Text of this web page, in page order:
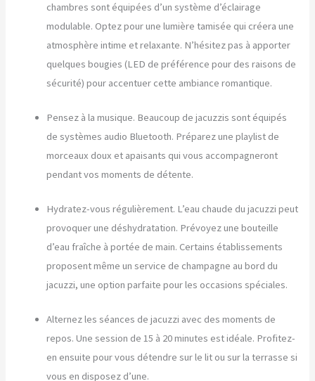
chambres sont équipées d’un système d’éclairage
modulable. Optez pour une lumière tamisée qui créera une
atmosphère intime et relaxante. N’hésitez pas à apporter
quelques bougies (LED de préférence pour des raisons de
sécurité) pour accentuer cette ambiance romantique.
Pensez à la musique. Beaucoup de jacuzzis sont équipés
de systèmes audio Bluetooth. Préparez une playlist de
morceaux doux et apaisants qui vous accompagneront
pendant vos moments de détente.
Hydratez-vous régulièrement. L’eau chaude du jacuzzi peut
provoquer une déshydratation. Prévoyez une bouteille
d’eau fraîche à portée de main. Certains établissements
proposent même un service de champagne au bord du
jacuzzi, une option parfaite pour les occasions spéciales.
Alternez les séances de jacuzzi avec des moments de
repos. Une session de 15 à 20 minutes est idéale. Profitez-
en ensuite pour vous détendre sur le lit ou sur la terrasse si
vous en disposez d’une.